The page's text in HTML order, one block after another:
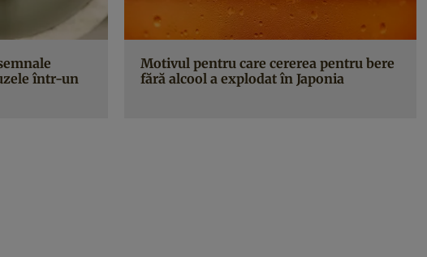
într-un
Motivul pentru care cererea pentru bere
fără alcool a explodat în Japonia